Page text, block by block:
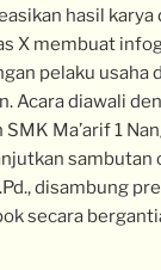
hasil karya
X membuat
pelaku usaha
Acara diawali
SMK Ma’arif 1
disambung
secara